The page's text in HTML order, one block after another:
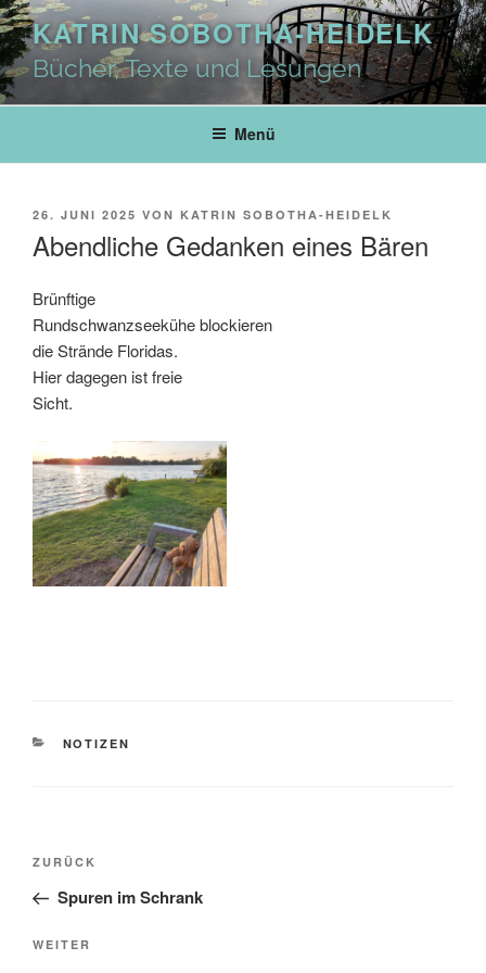
Zum
Inhalt
springen
KATRIN SOBOTHA-HEIDELK
Bücher, Texte und Lesungen
Menü
VERÖFFENTLICHT
AM
26. JUNI 2025 VON KATRIN SOBOTHA-HEIDELK
Abendliche Gedanken eines Bären
Brünftige
Rundschwanzseekühe blockieren
die Strände Floridas.
Hier dagegen ist freie
Sicht.
KATEGORIEN
NOTIZEN
Beitragsnavigation
Vorheriger
Beitrag
ZURÜCK
Spuren im Schrank
Nächster
WEITER